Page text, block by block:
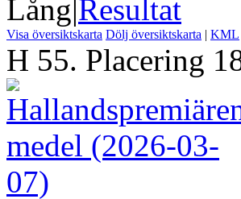
Lång|Resultat
Visa översiktskarta Dölj översiktskarta | KML
H 55. Placering